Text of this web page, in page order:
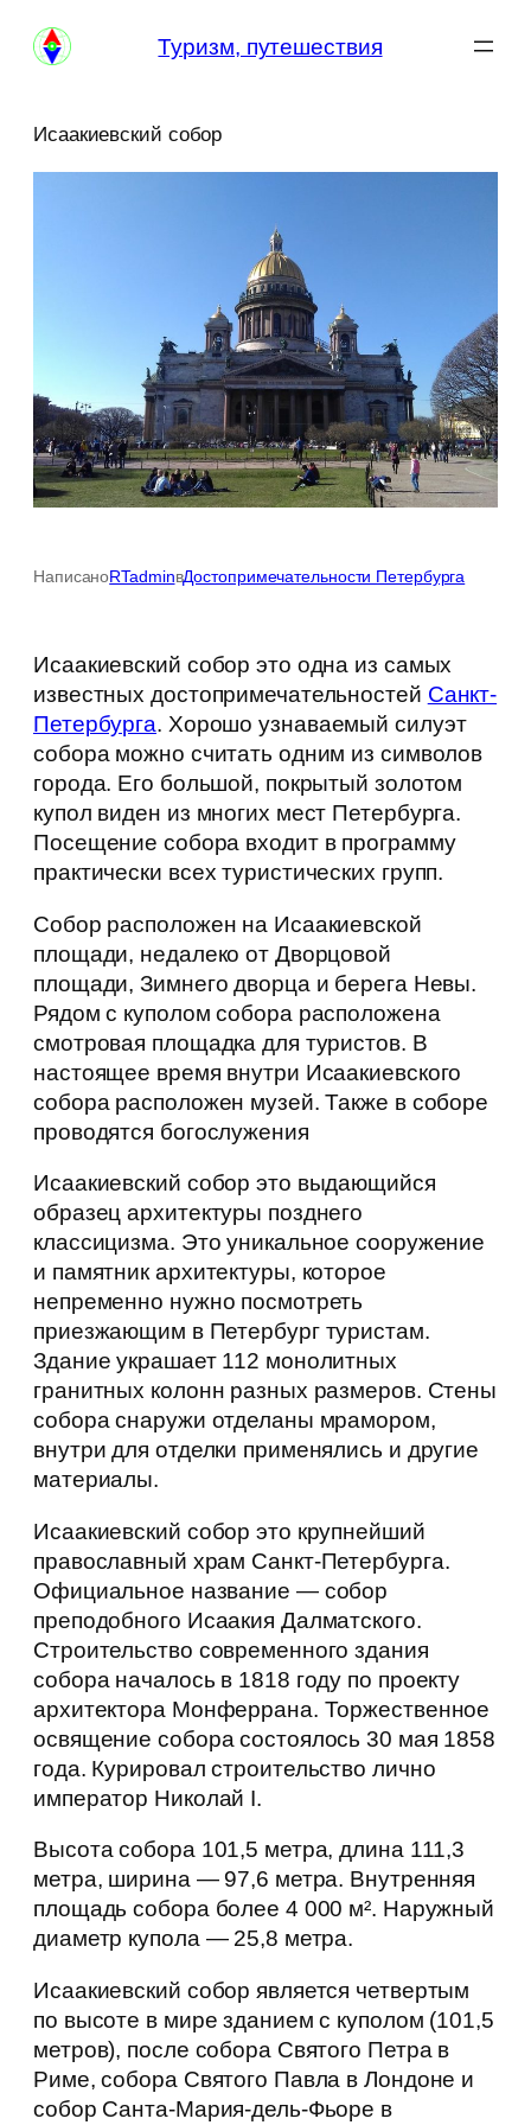
Перейти
Туризм, путешествия
Исаакиевский собор
НаписаноRTadminвДостопримечательности Петербурга
Исаакиевский собор это одна из самых
известных достопримечательностей Санкт-
Петербурга. Хорошо узнаваемый силуэт
собора можно считать одним из символов
города. Его большой, покрытый золотом
купол виден из многих мест Петербурга.
Посещение собора входит в программу
практически всех туристических групп.
Собор расположен на Исаакиевской
площади, недалеко от Дворцовой
площади, Зимнего дворца и берега Невы.
Рядом с куполом собора расположена
смотровая площадка для туристов. В
настоящее время внутри Исаакиевского
собора расположен музей. Также в соборе
проводятся богослужения
Исаакиевский собор это выдающийся
образец архитектуры позднего
классицизма. Это уникальное сооружение
и памятник архитектуры, которое
непременно нужно посмотреть
приезжающим в Петербург туристам.
Здание украшает 112 монолитных
гранитных колонн разных размеров. Стены
собора снаружи отделаны мрамором,
внутри для отделки применялись и другие
материалы.
Исаакиевский собор это крупнейший
православный храм Санкт-Петербурга.
Официальное название — собор
преподобного Исаакия Далматского.
Строительство современного здания
собора началось в 1818 году по проекту
архитектора Монферрана. Торжественное
освящение собора состоялось 30 мая 1858
года. Курировал строительство лично
император Николай I.
Высота собора 101,5 метра, длина 111,3
метра, ширина — 97,6 метра. Внутренняя
площадь собора более 4 000 м². Наружный
диаметр купола — 25,8 метра.
Исаакиевский собор является четвертым
по высоте в мире зданием с куполом (101,5
метров), после собора Святого Петра в
Риме, собора Святого Павла в Лондоне и
собор Санта-Мария-дель-Фьоре в